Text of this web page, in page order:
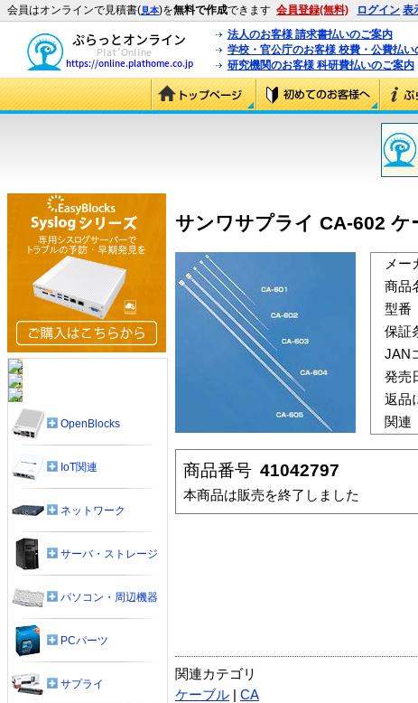
会員はオンラインで見積書(見本)を無料で作成できます 会員登録(無料) ログイン 表
法人のお客様 請求書払いのご案内
学校・官公庁のお客様 校費・公費払い
研究機関のお客様 科研費払いのご案内
サンワサプライ CA-602
メー
商品
型番
保証
JAN
発売
返品
関連
商品番号 41042797
本商品は販売を終了しました
関連カテゴリ
ケーブル
CA
OpenBlocks
IoT関連
ネットワーク
サーバ・ストレージ
パソコン・周辺機器
PCパーツ
サプライ